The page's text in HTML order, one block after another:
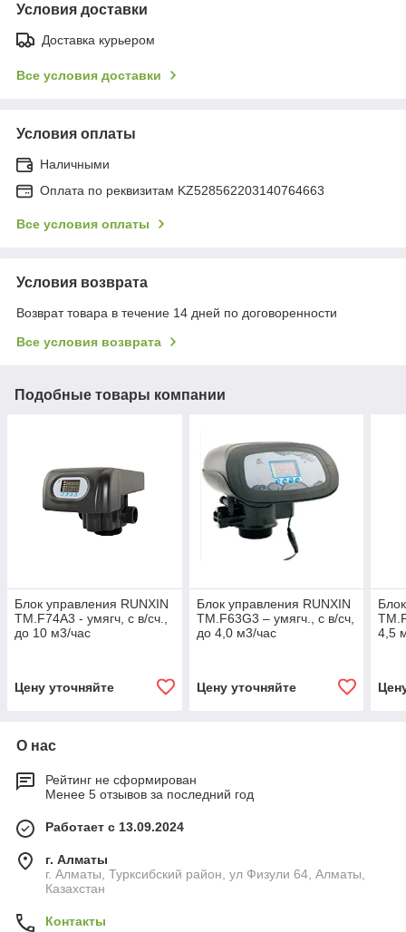
Условия доставки
Доставка курьером
Все условия доставки
Условия оплаты
Наличными
Оплата по реквизитам KZ528562203140764663
Все условия оплаты
Условия возврата
Возврат товара в течение 14 дней по договоренности
Все условия возврата
Подобные товары компании
Блок управления RUNXIN
ТМ.F74A3 - умягч, с в/сч.,
до 10 м3/час
Цену уточняйте
Блок управления RUNXIN
TM.F63G3 – умягч., с в/сч,
до 4,0 м3/час
Цену уточняйте
4,5
О нас
Рейтинг не сформирован
Менее 5 отзывов за последний год
Работает с 13.09.2024
г. Алматы
г. Алматы, Турксибский район, ул Физули 64, Алматы,
Казахстан
Контакты